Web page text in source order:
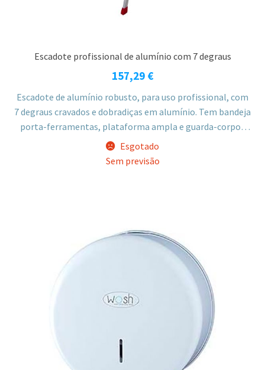
Escadote profissional de alumínio com 7 degraus
157,29 €
Escadote de alumínio robusto, para uso profissional, com
7 degraus cravados e dobradiças em alumínio. Tem bandeja
porta-ferramentas, plataforma ampla e guarda-corpos
para maior segurança em trabalhos em altura. Degraus
com 8,5cm de profundidade e 25cm de distância entre si.
Esgotado
Sem previsão